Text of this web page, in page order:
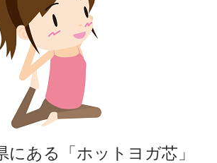
にある「ホットヨガ芯」